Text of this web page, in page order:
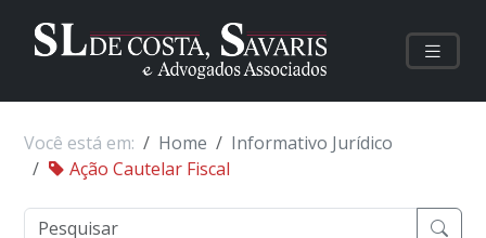
Você está em: Home
Informativo Jurídico
Ação Cautelar Fiscal